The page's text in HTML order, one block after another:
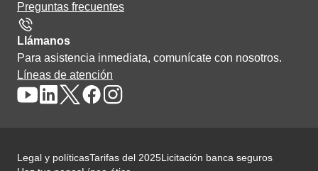
Preguntas frecuentes
Llámanos
Para asistencia inmediata, comunícate con nosotros.
Líneas de atención
Legal y políticasTarifas del 2025Licitación banca seguros